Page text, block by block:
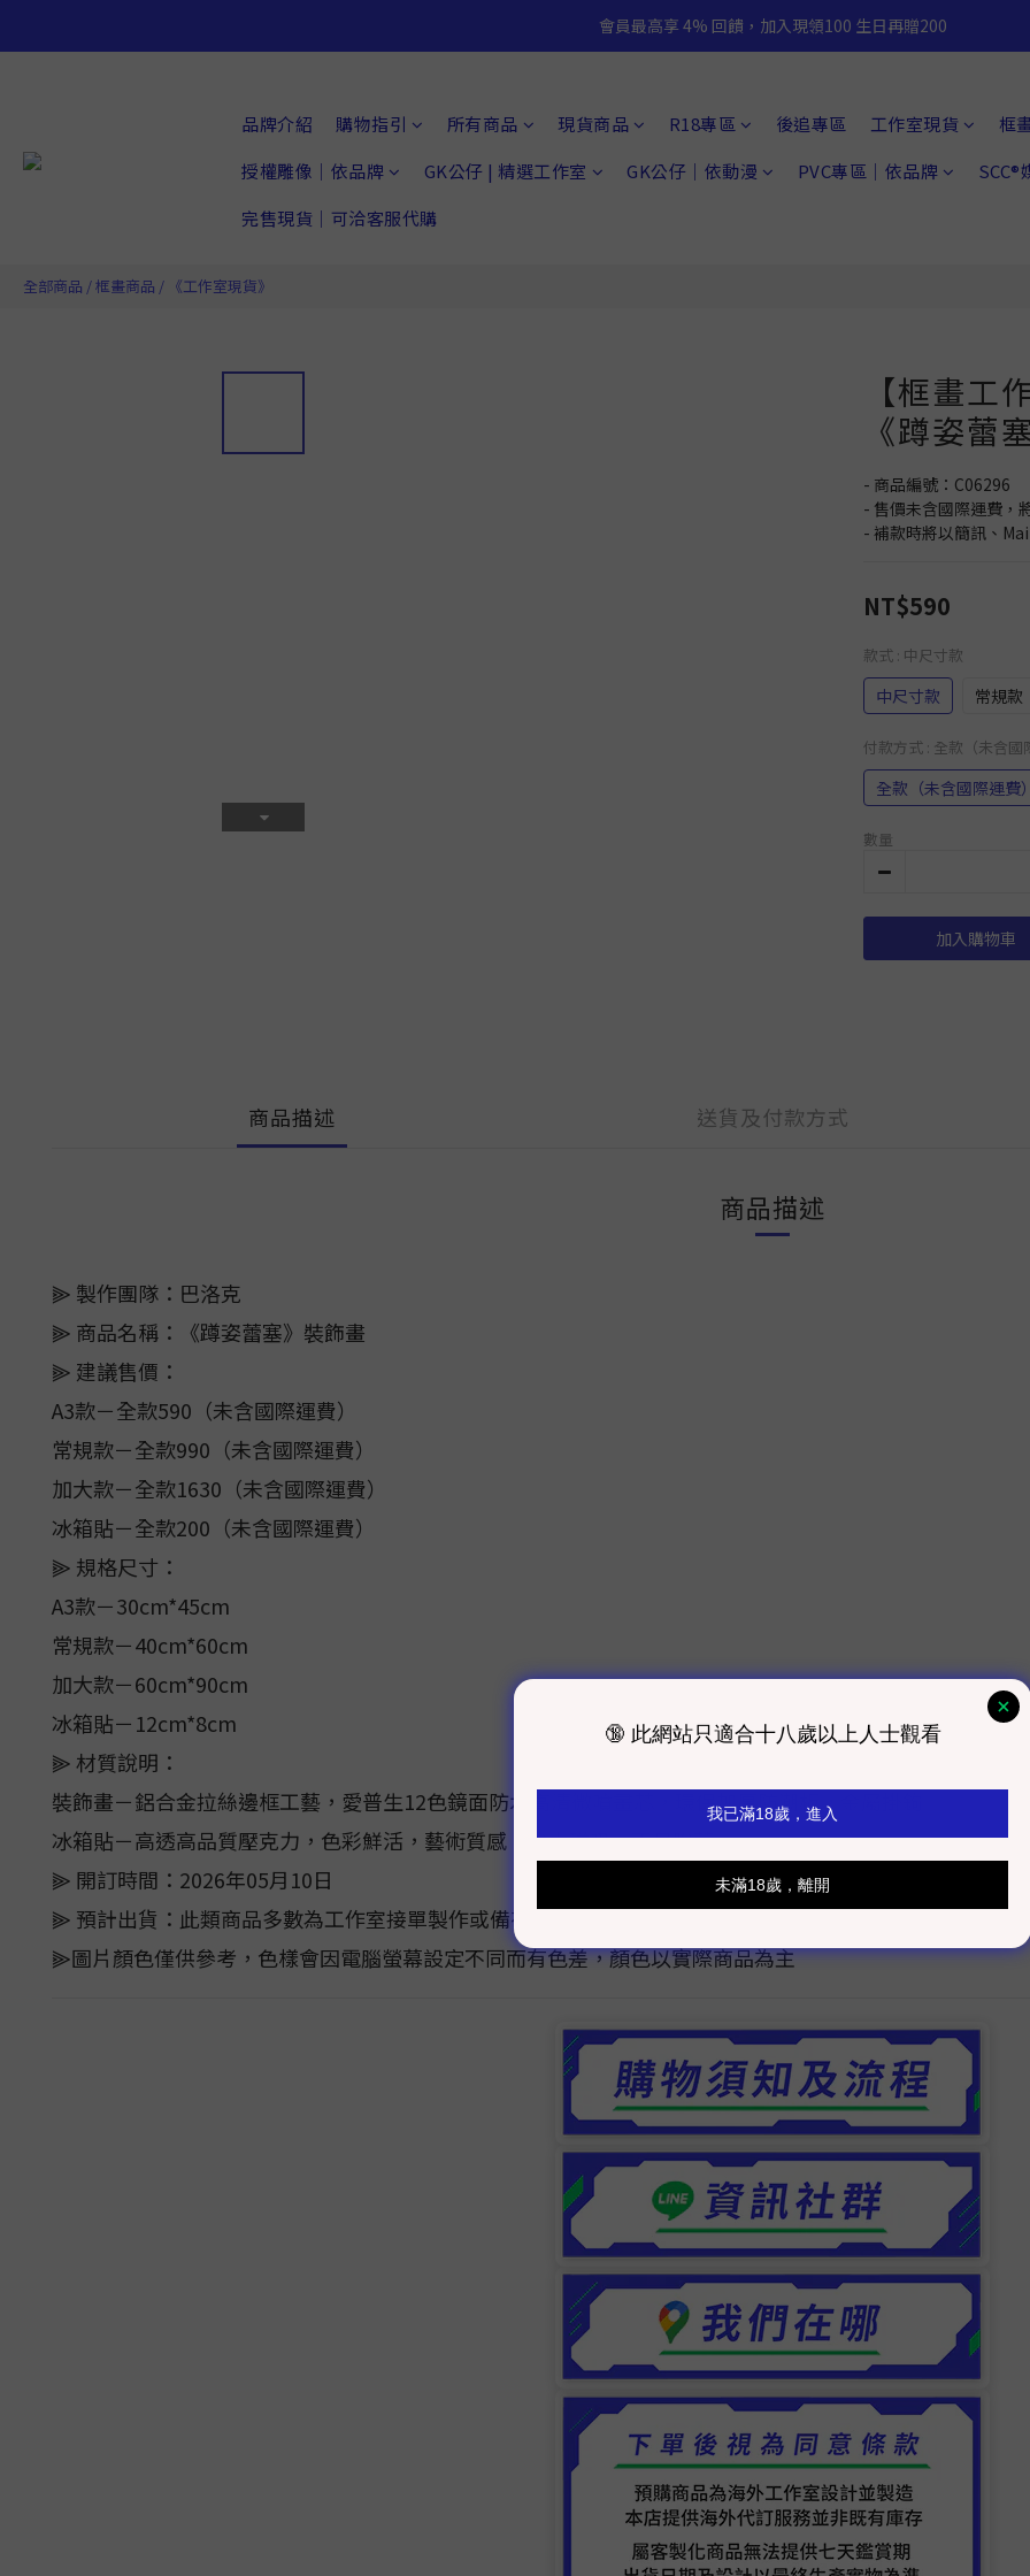
會員最高享 4% 回饋，加入現領100 生日再贈200
品牌介紹 購物指引 所有商品 現貨商品 R18專區 後追專區 工作室現貨
框
授權雕像｜依品牌
GK公仔 | 精選工作室 GK公仔｜依動漫 PVC專區｜依品牌
SCC®
完售現貨｜可洽客服代購
全部商品 /框畫商品 / 《工作室現貨》
【框畫工
《蹲姿蕾
- 商品編號：C06296
- 售價未含國際運費，
- 補款時將以簡訊、
NT$590
款式 : 中尺寸款
中尺寸款 常規款
付款方式 : 全款（未含國
全款（未含國際運費
數量
加入購物車
商品描述 送貨及付款方式
商品描述
⫸ 製作團隊：巴洛克
⫸ 商品名稱：《蹲姿蕾塞》裝飾畫
⫸ 建議售價：
A3款－全款590（未含國際運費）
常規款－全款990（未含國際運費）
加大款－全款1630（未含國際運費）
冰箱貼－全款200（未含國際運費）
⫸ 規格尺寸：
A3款－30cm*45cm
常規款－40cm*60cm
加大款－60cm*90cm
冰箱貼－12cm*8cm
⫸ 材質說明：
裝飾畫－鋁合金拉絲邊框工藝，愛普生12色鏡面防水高清微噴畫芯，環保加厚防潮板，金屬掛鉤
冰箱貼－高透高品質壓克力，色彩鮮活，藝術質感，強力磁吸，不易脫落
⫸ 開訂時間：2026年05月10日
⫸ 預計出貨：此類商品多數為工作室接單製作或備有少量庫存，下單後約需要4~8周完成製作及配送時間，
⫸圖片顏色僅供參考，色樣會因電腦螢幕設定不同而有色差，顏色以實際商品為主